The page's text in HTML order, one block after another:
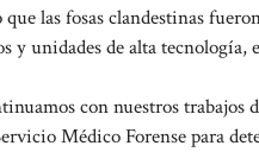
las fosas clandestinas
y unidades de alta tecnología,
con nuestros trabajos
Médico Forense para